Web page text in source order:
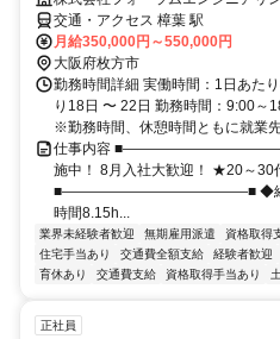
交通・アクセス 樟葉 駅
月給350,000円～550,000円
大阪府枚方市
勤務時間詳細 実働時間：1日あた
り18日 〜 22日 勤務時間：9:00～
※勤務時間、休憩時間ともに就業先
仕事内容
施中！ 8月入社大歓迎！ ★20～30
■―――――――――――――■ ◆経験
時間8.15h...
業界未経験者歓迎 無期雇用派遣 資格取得
住宅手当あり
交通費全額支給 経験者歓迎
育休あり
交通費支給 資格取得手当あり
正社員